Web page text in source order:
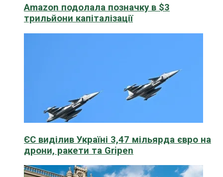
Amazon подолала позначку в $3
трильйони капіталізації
ЄС виділив Україні 3,47 мільярда євро на
дрони, ракети та Gripen